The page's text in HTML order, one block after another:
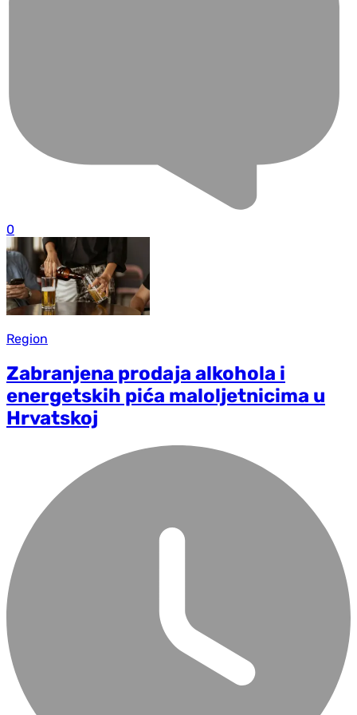
0
Region
Zabranjena prodaja alkohola i
energetskih pića maloljetnicima u
Hrvatskoj